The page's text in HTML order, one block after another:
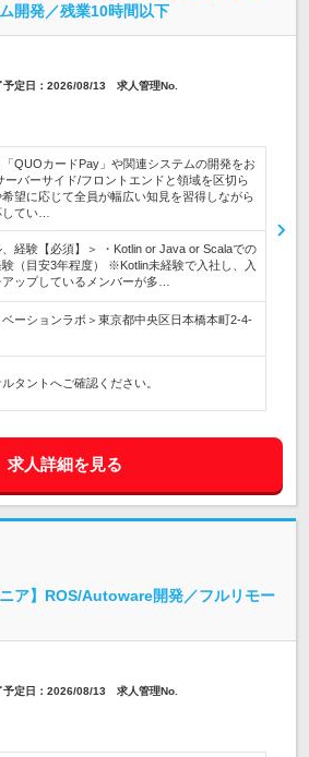
開発／残業10時間以下
定日：2026/08/13 求人管理No.
QUOカードPay」や関連システムの開発をお
ーバーサイド/フロントエンドと領域を区切ら
望に応じて全員が幅広い知見を習得しながら
てい…
、経験【必須】＞ ・Kotlin or Java or Scalaでの
（目安3年程度） ※Kotlin未経験で入社し、入
ップしているメンバーが多…
ベーションラボ＞東京都中央区日本橋本町2-4-
タントへご確認ください。
求人詳細を見る
ニア】ROS/Autoware開発／フルリモー
定日：2026/08/13 求人管理No.